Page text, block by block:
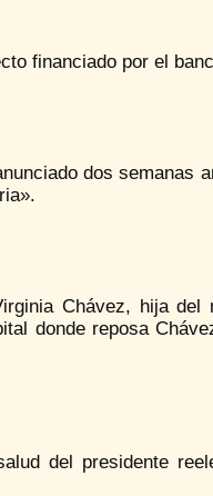
financiado por el
dos semanas
Chávez, hija del
donde reposa
del presidente